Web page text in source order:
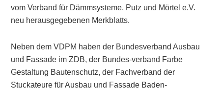
vom Verband für Dämmsysteme, Putz und Mörtel e.V.
neu herausgegebenen Merkblatts.
Neben dem VDPM haben der Bundesverband Ausbau
und Fassade im ZDB, der Bundes-verband Farbe
Gestaltung Bautenschutz, der Fachverband der
Stuckateure für Ausbau und Fassade Baden-